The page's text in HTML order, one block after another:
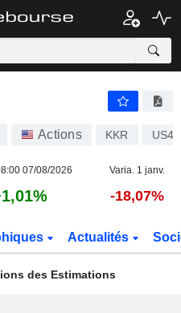
Actions KKR
07/08/2026 Varia. 1 janv.
-18,07%
Actualités
des Estimations